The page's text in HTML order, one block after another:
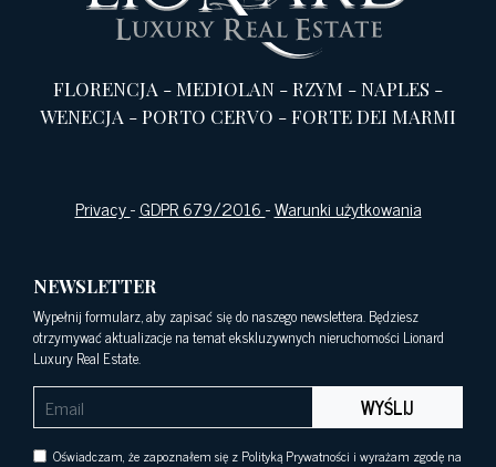
FLORENCJA -MEDIOLAN -RZYM -NAPLES -
WENECJA -PORTO CERVO -FORTE DEI MARMI
Privacy-GDPR 679/2016-Warunki użytkowania
NEWSLETTER
Wypełnij formularz, aby zapisać się do naszego newslettera. Będziesz
otrzymywać aktualizacje na temat ekskluzywnych nieruchomości Lionard
Luxury Real Estate.
WYŚLIJ
Oświadczam, że zapoznałem się z Polityką Prywatności i wyrażam zgodę na